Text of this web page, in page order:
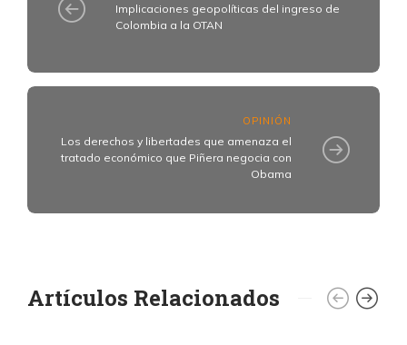
Implicaciones geopolíticas del ingreso de
Colombia a la OTAN
OPINIÓN
Los derechos y libertades que amenaza el
tratado económico que Piñera negocia con
Obama
Artículos Relacionados